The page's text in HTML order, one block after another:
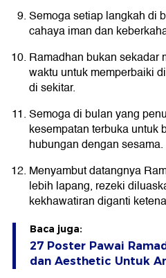
Semoga setiap langkah di
cahaya iman dan
Ramadhan bukan sekadar
waktu untuk memperbaiki
di sekitar.
Semoga di bulan yang
kesempatan terbuka untuk
hubungan dengan sesama.
Menyambut datangnya
lebih lapang, rezeki
kekhawatiran diganti
Baca juga:
27 Poster Pawai
dan Aesthetic Untuk